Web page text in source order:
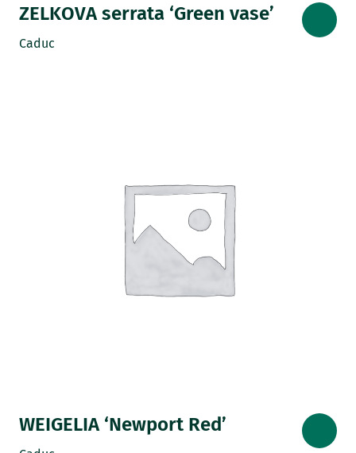
ZELKOVA serrata ‘Green vase’
Caduc
WEIGELIA ‘Newport Red’